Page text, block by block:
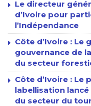
Le directeur
d’Ivoire pour
l’Indépendance
Côte d’Ivoire : Le
gouvernance de
du secteur
Côte d’Ivoire : Le
labellisation lancé
du secteur du